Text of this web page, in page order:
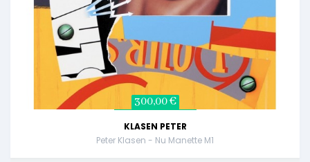
300,00 €
KLASEN PETER
Peter Klasen - Nu Manette M1